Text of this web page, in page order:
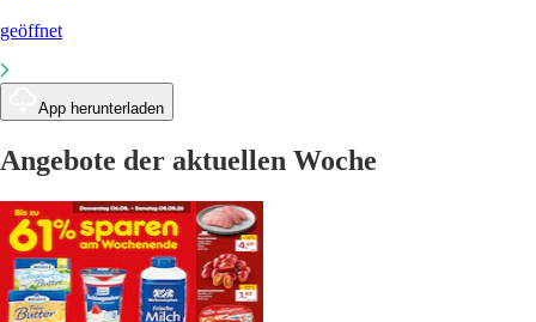
geöffnet
App herunterladen
Angebote der aktuellen Woche